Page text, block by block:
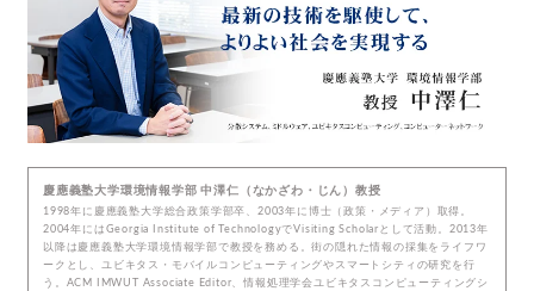
慶應義塾大学環境情報学部 中澤仁（なかざわ・じん）教授
1998年に慶應義塾大学総合政策学部卒、2003年に博士（政策・メディア）取得。
2004年にはGeorgia Institute of TechnologyでVisiting Scholarとして活動。2013年
以降は慶應義塾大学環境情報学部で教授を務める。街の隠れた情報の採集をライフワ
ークとし、ユビキタス・モバイルコンピューティングやスマートシティの研究を行
う。ACM IMWUT Associate Editor、情報処理学会ユビキタスコンピューティングシ